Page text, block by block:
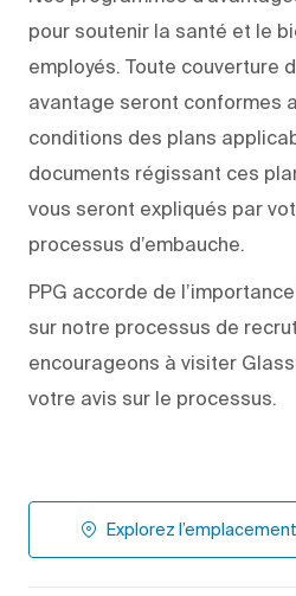
pour soutenir la santé et le
employés. Toute couverture
avantage seront conformes
conditions des plans
documents régissant ces
vous seront expliqués par
processus d’embauche.
PPG accorde de
sur notre processus de
encourageons à visiter
votre avis sur le processus.
Explorez l’emplacement